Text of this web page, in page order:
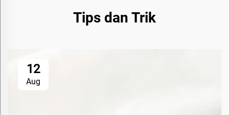
Tips dan Trik
12
Aug